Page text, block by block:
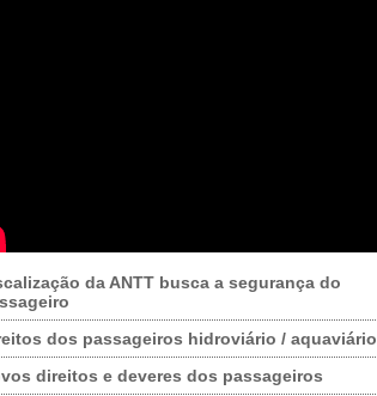
da ANTT busca a segurança do
dos passageiros hidroviário / aquaviário
direitos e deveres dos passageiros